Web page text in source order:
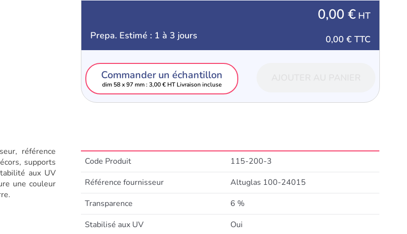
Prepa. Estimé : 1 à 3 jours
0,00 €HT
0,00 €TTC
Commander un échantillon
dim 58 x 97 mm : 3,00 € HT Livraison incluse
référence
supports
aux UV
une couleur
Code Produit
115-200-3
Référence fournisseur
Altuglas 100-24015
Transparence
6 %
Stabilisé aux UV
Oui